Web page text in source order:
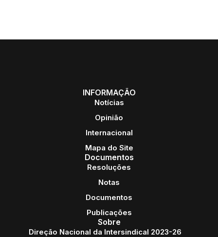
INFORMAÇÃO
Notícias
Opinião
Internacional
Mapa do Site
Documentos
Resoluções
Notas
Documentos
Publicações
Sobre
Direção Nacional da Intersindical 2023-26